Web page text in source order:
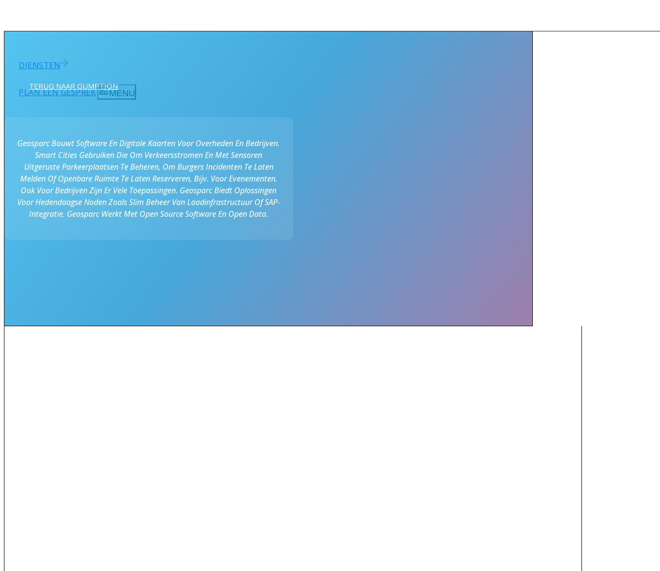
DIENSTEN
PLAN EEN GESPREK MENU
Geosparc Bouwt Software En Digitale Kaarten Voor Overheden En Bedrijven.
Smart Cities Gebruiken Die Om Verkeersstromen En Met Sensoren
Uitgeruste Parkeerplaatsen Te Beheren, Om Burgers Incidenten Te Laten
Melden Of Openbare Ruimte Te Laten Reserveren, Bijv. Voor Evenementen.
Ook Voor Bedrijven Zijn Er Vele Toepassingen. Geosparc Biedt Oplossingen
Voor Hedendaagse Noden Zoals Slim Beheer Van Laadinfrastructuur Of SAP-
Integratie. Geosparc Werkt Met Open Source Software En Open Data.
TERUG NAAR GUMPTION